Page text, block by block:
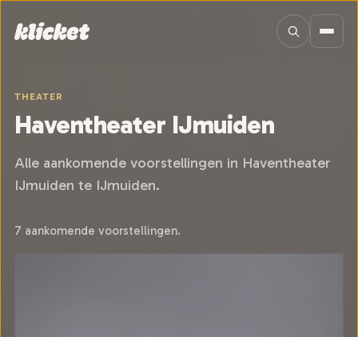
THEATER
Haventheater IJmuiden
Alle aankomende voorstellingen in Haventheater
IJmuiden te IJmuiden.
7 aankomende voorstellingen.